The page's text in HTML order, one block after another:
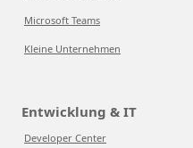
Microsoft Teams
Kleine Unternehmen
Entwicklung & IT
Developer Center